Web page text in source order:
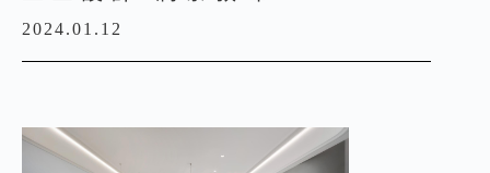
2024.01.12